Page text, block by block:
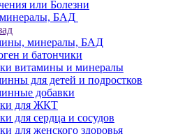
или Болезни
БАД
минералы, БАД
и батончики
витамины и минералы
для детей и подростков
добавки
для ЖКТ
для сердца и сосудов
для женского здоровья